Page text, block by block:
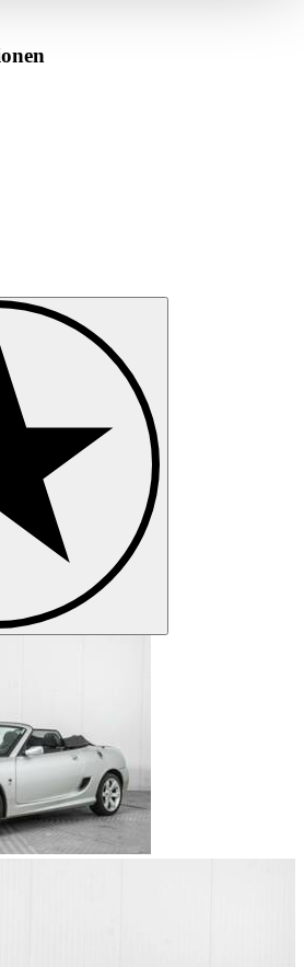
Ihrer Nutzung der Dienste